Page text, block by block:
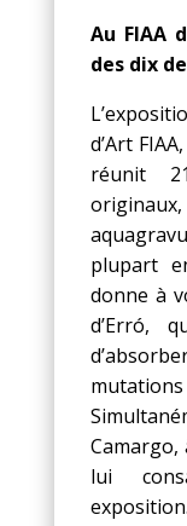
Au FIAA
des dix
d’Art
réunit
plupart
donne à
d’Erró,
lui
exposition.